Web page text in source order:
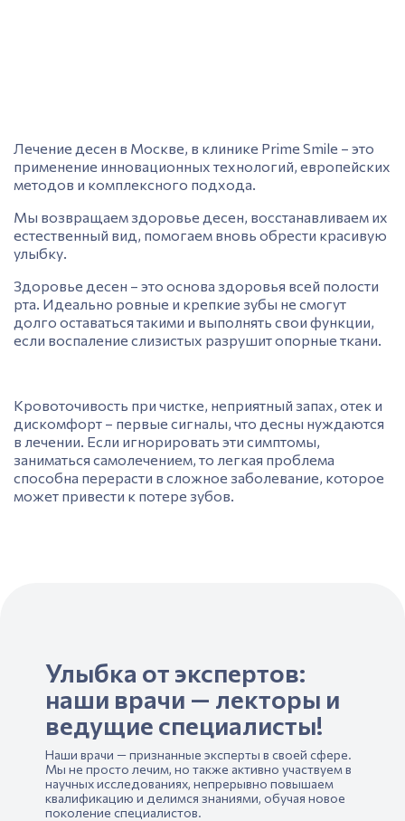
Лечение десен в Москве, в клинике Prime Smile – это
применение инновационных технологий, европейских
методов и комплексного подхода.
Мы возвращаем здоровье десен, восстанавливаем их
естественный вид, помогаем вновь обрести красивую
улыбку.
Здоровье десен – это основа здоровья всей полости
рта . Идеально ровные и крепкие зубы не смогут
долго оставаться такими и выполнять свои функции,
если воспаление слизистых разрушит опорные ткани.
Кровоточивость при чистке, неприятный запах, отек и
дискомфорт – первые сигналы, что десны нуждаются
в лечении. Если игнорировать эти симптомы,
заниматься самолечением, то легкая проблема
способна перерасти в сложное заболевание, которое
может привести к потере зубов.
Улыбка от экспертов:
наши врачи — лекторы и
ведущие специалисты!
Наши врачи — признанные эксперты в своей сфере.
Мы не просто лечим, но также активно участвуем в
научных исследованиях, непрерывно повышаем
квалификацию и делимся знаниями, обучая новое
поколение специалистов.